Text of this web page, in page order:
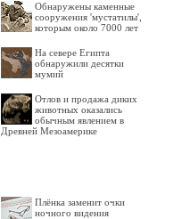
Обнаружены каменные
сооружения 'мустатилы',
которым около 7000 лет
На севере Египта
обнаружили десятки
мумий
Отлов и продажа диких
животных оказались
обычным явлением в
Древней Мезоамерике
Плёнка заменит очки
ночного видения